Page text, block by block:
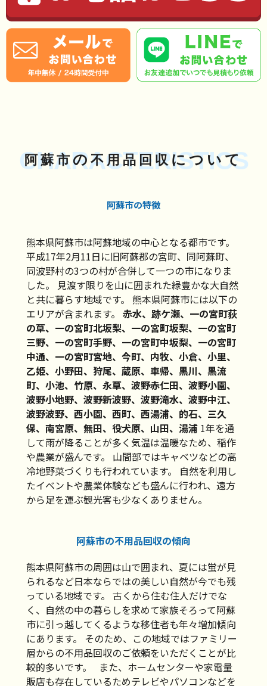
CHARACTERISTICS
阿蘇市 の不用品回収について
阿蘇市の特徴
熊本県阿蘇市は阿蘇地域の中心となる都市です。
平成17年2月11日に旧阿蘇郡の宮町、同阿蘇町、
同波野村の3つの村が合併して一つの市になりま
した。 見渡す限りを山に囲まれた緑豊かな大自然
と共に暮らす地域です。 熊本県阿蘇市には以下の
エリアが含まれます。 赤水、跡ケ瀬、一の宮町荻
の草、一の宮町北坂梨、一の宮町坂梨、一の宮町
三野、一の宮町手野、一の宮町中坂梨、一の宮町
中通、一の宮町宮地、今町、内牧、小倉、小里、
乙姫、小野田、狩尾、蔵原、車帰、黒川、黒流
町、小池、竹原、永草、波野赤仁田、波野小園、
波野小地野、波野新波野、波野滝水、波野中江、
波野波野、西小園、西町、西湯浦、的石、三久
保、南宮原、無田、役犬原、山田、湯浦 1年を通
して雨が降ることが多く気温は温暖なため、稲作
や農業が盛んです。 山間部ではキャベツなどの高
冷地野菜づくりも行われています。 自然を利用し
たイベントや農業体験なども盛んに行われ、遠方
から足を運ぶ観光客も少なくありません。
阿蘇市の不用品回収の傾向
熊本県阿蘇市の周囲は山で囲まれ、夏には蛍が見
られるなど日本ならではの美しい自然が今でも残
っている地域です。 古くから住む住人だけでな
く、自然の中の暮らしを求めて家族そろって阿蘇
市に引っ越してくるような移住者も年々増加傾向
にあります。 そのため、この地域ではファミリー
層からの不用品回収のご依頼をいただくことが比
較的多いです。 また、ホームセンターや家電量
販店も存在しているためテレビやパソコンなどを